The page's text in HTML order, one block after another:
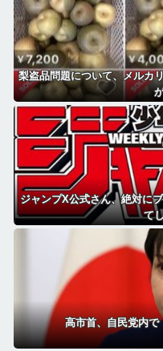
梨盗品問題について、メルカ
ジャンプX公式さん、絶対に
て
高市首、自民党内で